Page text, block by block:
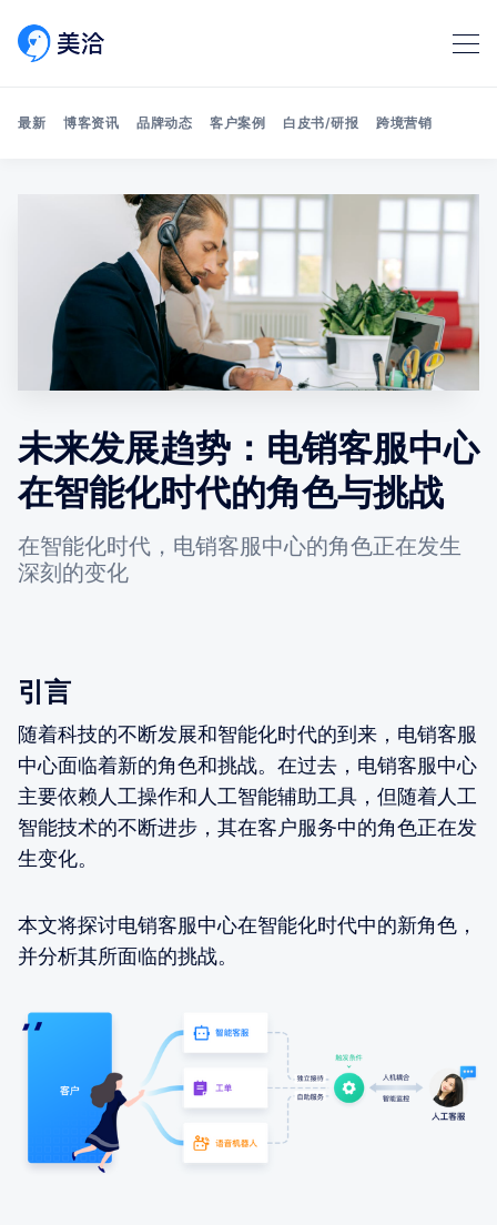
Search 美洽博客
最新 博客资讯 品牌动态 客户案例 白皮书/研报 跨境营销
未来发展趋势：电销客服中心
在智能化时代的角色与挑战
在智能化时代，电销客服中心的角色正在发生
深刻的变化
引言
随着科技的不断发展和智能化时代的到来，电销客服
中心面临着新的角色和挑战。在过去，电销客服中心
主要依赖人工操作和人工智能辅助工具，但随着人工
智能技术的不断进步，其在客户服务中的角色正在发
生变化。
本文将探讨电销客服中心在智能化时代中的新角色，
并分析其所面临的挑战。